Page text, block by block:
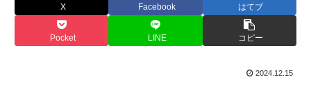
X Facebook はてブ
Pocket LINE コピー
2024.12.15